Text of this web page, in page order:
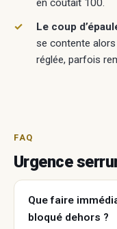
en coûtait 100.
Le coup
se contente alors
réglée, parfois
FAQ
Urgence
Que faire
bloqué dehors ?